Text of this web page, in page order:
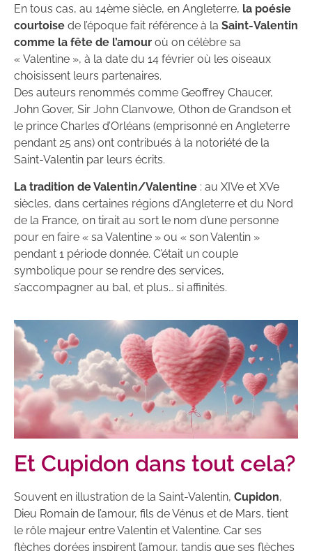
En tous cas, au 14ème siècle, en Angleterre, la poésie
courtoise de l’époque fait référence à la Saint-Valentin
comme la fête de l’amour où on célèbre sa
« Valentine », à la date du 14 février où les oiseaux
choisissent leurs partenaires.
Des auteurs renommés comme Geoffrey Chaucer,
John Gover, Sir John Clanvowe, Othon de Grandson et
le prince Charles d’Orléans (emprisonné en Angleterre
pendant 25 ans) ont contribués à la notoriété de la
Saint-Valentin par leurs écrits.
La tradition de Valentin/Valentine : au XIVe et XVe
siècles, dans certaines régions d’Angleterre et du Nord
de la France, on tirait au sort le nom d’une personne
pour en faire « sa Valentine » ou « son Valentin »
pendant 1 période donnée. C’était un couple
symbolique pour se rendre des services,
s’accompagner au bal, et plus… si affinités.
Et Cupidon dans tout cela?
Souvent en illustration de la Saint-Valentin, Cupidon,
Dieu Romain de l’amour, fils de Vénus et de Mars, tient
le rôle majeur entre Valentin et Valentine. Car ses
flèches dorées inspirent l’amour, tandis que ses flèches